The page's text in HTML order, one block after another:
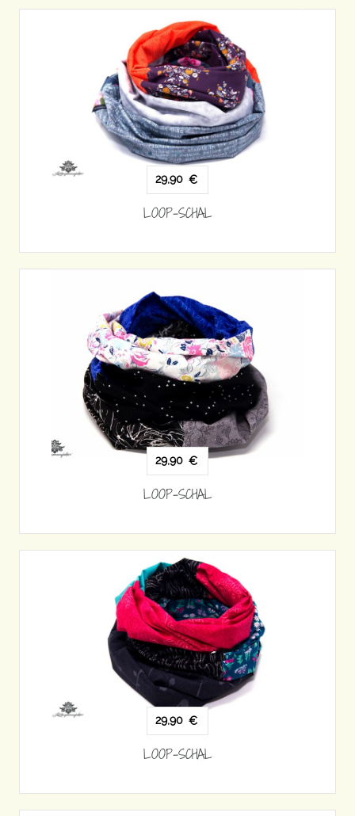
29,90 €
LOOP-SCHAL
29,90 €
LOOP-SCHAL
29,90 €
LOOP-SCHAL